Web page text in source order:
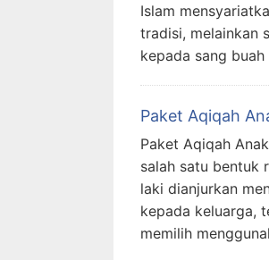
Islam
tradisi, melainkan
kepada sang
Paket Aqiqah
Paket Aqiqah
salah satu bentuk
laki dianjurkan
kepada keluarga,
memilih